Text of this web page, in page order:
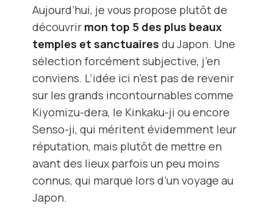
Aujourd’hui, je vous propose plutôt de
découvrir mon top 5 des plus beaux
temples et sanctuaires du Japon. Une
sélection forcément subjective, j’en
conviens. L’idée ici n’est pas de revenir
sur les grands incontournables comme
Kiyomizu-dera, le Kinkaku-ji ou encore
Senso-ji, qui méritent évidemment leur
réputation, mais plutôt de mettre en
avant des lieux parfois un peu moins
connus, qui marque lors d’un voyage au
Japon.